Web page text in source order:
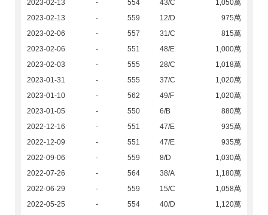
2023-02-13 - 554 43/C
1,050萬
2023-02-13
- 559 12/D
975萬
2023-02-06
- 557 31/C
815萬
2023-02-06
- 551 48/E
1,000萬
2023-02-03
- 555 28/C
1,018萬
2023-01-31
- 555 37/C
1,020萬
2023-01-10
- 562 49/F
1,020萬
2023-01-05
- 550 6/B
880萬
2022-12-16
- 551 47/E
935萬
2022-12-09
- 551 47/E
935萬
2022-09-06
- 559 8/D
1,030萬
2022-07-26
- 564 38/A
1,180萬
2022-06-29
- 559 15/C
1,058萬
2022-05-25
- 554 40/D
1,120萬